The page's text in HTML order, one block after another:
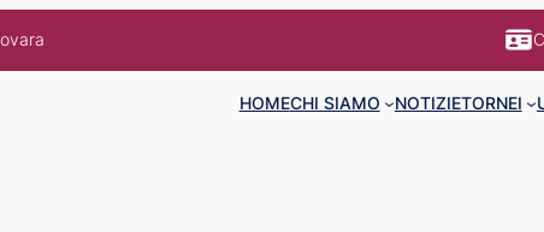
HOMECHI SIAMO NOTIZIETORNEI